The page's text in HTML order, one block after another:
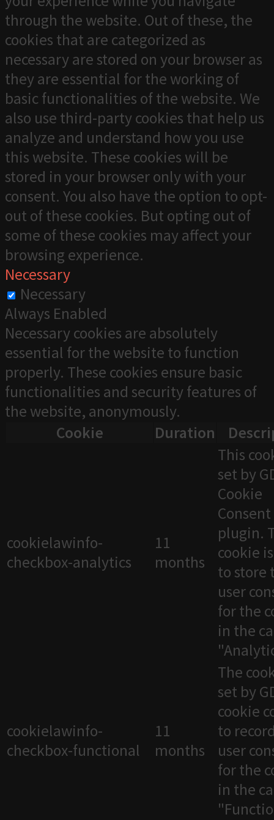
through the website. Out of these, the
cookies that are categorized as
necessary are stored on your browser as
they are essential for the working of
basic functionalities of the website. We
also use third-party cookies that help us
analyze and understand how you use
this website. These cookies will be
stored in your browser only with your
consent. You also have the option to opt-
out of these cookies. But opting out of
some of these cookies may affect your
browsing experience.
Necessary
Necessary
Always Enabled
Necessary cookies are absolutely
essential for the website to function
properly. These cookies ensure basic
functionalities and security features of
the website, anonymously.
Cookie
Duration
cookielawinfo-
checkbox-analytics
11
months
This
set by
Cookie
Consent
plugin.
cookie
to store
user
for the
in the
cookielawinfo-
checkbox-functional
11
months
The
set by
cookie
to
user
for the
in the